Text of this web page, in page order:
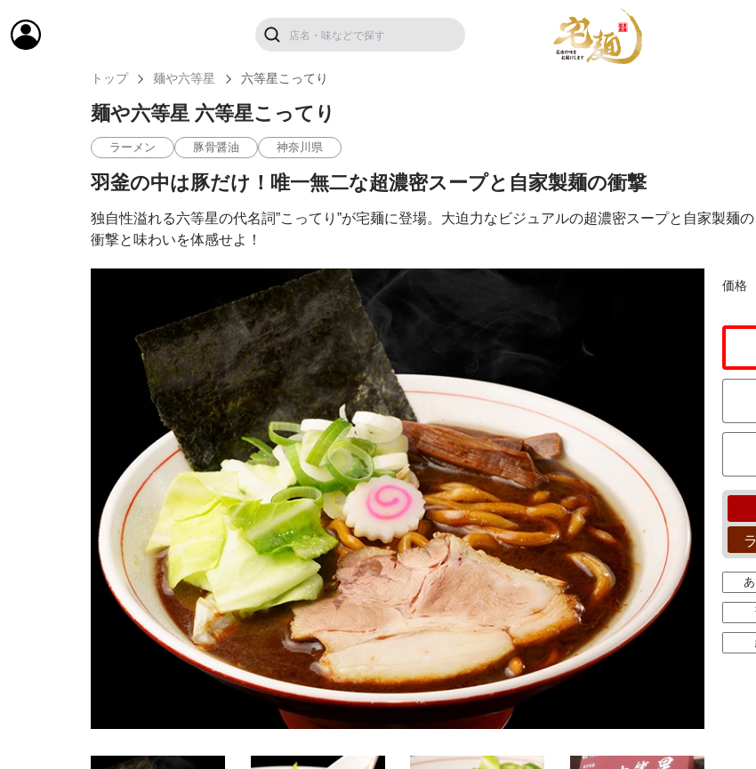
トップ 麺や六等星 六等星こってり
麺や六等星 六等星こってり
ラーメン 豚骨醤油 神奈川県
羽釜の中は豚だけ！唯一無二な超濃密スープと自家製麺の衝撃
独自性溢れる六等星の代名詞”こってり”が宅麺に登場。大迫力なビジュアルの超濃密スープと自家製麺
衝撃と味わいを体感せよ！
価格